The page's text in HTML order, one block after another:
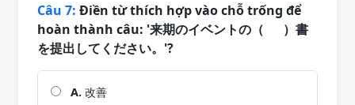
Câu 7: Điền từ thích hợp vào chỗ trống để
hoàn thành câu: '来期のイベントの（ ）書
を提出してください。'?
A. 改善